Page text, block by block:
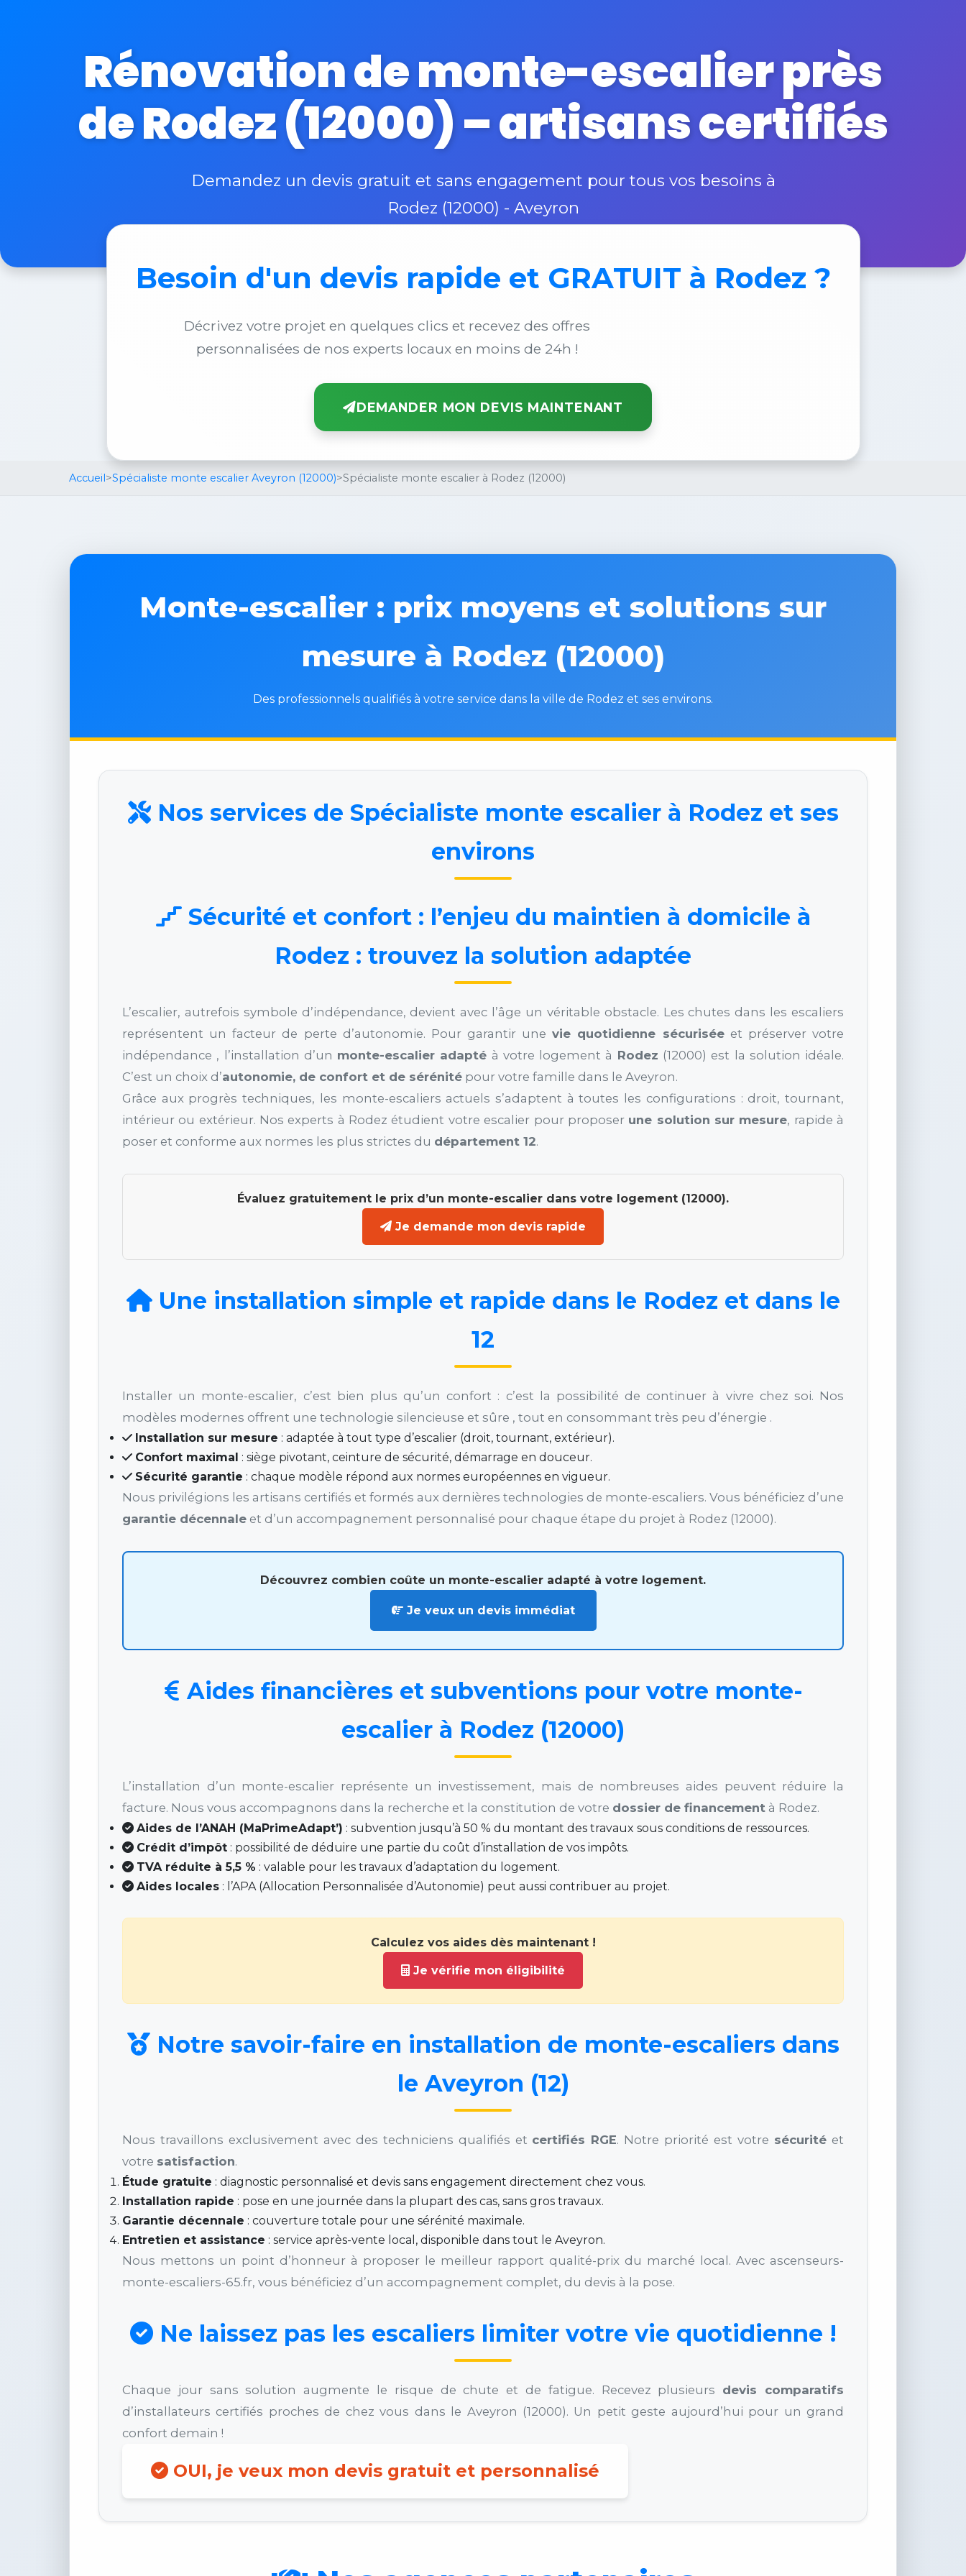
Rénovation de monte-escalier près
de Rodez (12000) – artisans certifiés
Demandez un devis gratuit et sans engagement pour tous vos besoins à
Rodez (12000) - Aveyron
Besoin d'un devis rapide et GRATUIT à Rodez ?
Décrivez votre projet en quelques clics et recevez des offres
personnalisées de nos experts locaux en moins de 24h !
DEMANDER MON DEVIS MAINTENANT
Accueil >Spécialiste monte escalier Aveyron (12000)>Spécialiste monte escalier à Rodez (12000)
Monte-escalier : prix moyens et solutions sur
mesure à Rodez (12000)
Des professionnels qualifiés à votre service dans la ville de Rodez et ses environs.
Nos services de Spécialiste monte escalier à Rodez et ses
environs
Sécurité et confort : l’enjeu du maintien à domicile à
Rodez : trouvez la solution adaptée
L’escalier, autrefois symbole d’indépendance, devient avec l’âge un véritable obstacle. Les chutes dans les escaliers
représentent un facteur de perte d’autonomie. Pour garantir unevie quotidienne sécuriséeet préserver votre
indépendance , l’installation d’un monte-escalier adapté à votre logement à Rodez (12000) est la solution idéale.
C’est un choix d’autonomie, de confort et de sérénité pour votre famille dans le Aveyron.
Grâce aux progrès techniques, les monte-escaliers actuels s’adaptent à toutes les configurations : droit, tournant,
intérieur ou extérieur. Nos experts à Rodez étudient votre escalier pour proposer une solution sur mesure, rapide à
poser et conforme aux normes les plus strictes du département 12.
Évaluez gratuitement le prix d’un monte-escalier dans votre logement (12000).
Je demande mon devis rapide
Une installation simple et rapide dans le Rodez et dans le
12
Installer un monte-escalier, c’est bien plus qu’un confort : c’est la possibilité de continuer à vivre chez soi. Nos
modèles modernes offrent une technologie silencieuse et sûre , tout en consommant très peu d’énergie .
Installation sur mesure : adaptée à tout type d’escalier (droit, tournant, extérieur).
Confort maximal : siège pivotant, ceinture de sécurité, démarrage en douceur.
Sécurité garantie : chaque modèle répond aux normes européennes en vigueur.
Nous privilégions les artisans certifiés et formés aux dernières technologies de monte-escaliers. Vous bénéficiez d’une
garantie décennale et d’un accompagnement personnalisé pour chaque étape du projet à Rodez (12000).
Découvrez combien coûte un monte-escalier adapté à votre logement.
Je veux un devis immédiat
Aides financières et subventions pour votre monte-
escalier à Rodez (12000)
L’installation d’un monte-escalier représente un investissement, mais de nombreuses aides peuvent réduire la
facture. Nous vous accompagnons dans la recherche et la constitution de votre dossier de financement à Rodez.
Aides de l’ANAH (MaPrimeAdapt’) : subvention jusqu’à 50 % du montant des travaux sous conditions de ressources.
Crédit d’impôt : possibilité de déduire une partie du coût d’installation de vos impôts.
TVA réduite à 5,5 % : valable pour les travaux d’adaptation du logement.
Aides locales : l’APA (Allocation Personnalisée d’Autonomie) peut aussi contribuer au projet.
Calculez vos aides dès maintenant !
Je vérifie mon éligibilité
Notre savoir-faire en installation de monte-escaliers dans
le Aveyron (12)
Nous travaillons exclusivement avec des techniciens qualifiés et certifiés RGE. Notre priorité est votre sécurité et
votre satisfaction.
Étude gratuite : diagnostic personnalisé et devis sans engagement directement chez vous.
Installation rapide : pose en une journée dans la plupart des cas, sans gros travaux.
Garantie décennale : couverture totale pour une sérénité maximale.
Entretien et assistance : service après-vente local, disponible dans tout le Aveyron.
Nous mettons un point d’honneur à proposer le meilleur rapport qualité-prix du marché local. Avec ascenseurs-
monte-escaliers-65.fr, vous bénéficiez d’un accompagnement complet, du devis à la pose.
Ne laissez pas les escaliers limiter votre vie quotidienne !
Chaque jour sans solution augmente le risque de chute et de fatigue. Recevez plusieurs devis comparatifs
d’installateurs certifiés proches de chez vous dans le Aveyron (12000). Un petit geste aujourd’hui pour un grand
confort demain !
OUI, je veux mon devis gratuit et personnalisé